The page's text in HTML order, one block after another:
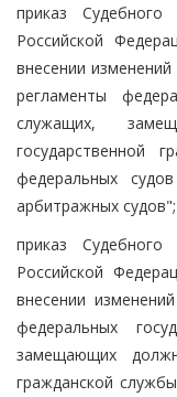
приказ
Российской
внесении
регламенты
служащих,
государственной
федеральных
арбитражных судов";
приказ
Российской
внесении
федеральных
замещающих
гражданской